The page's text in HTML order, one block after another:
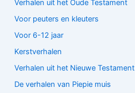
Verhalen uit het Oude Testament
Voor peuters en kleuters
Voor 6-12 jaar
Kerstverhalen
Verhalen uit het Nieuwe Testament
De verhalen van Piepie muis